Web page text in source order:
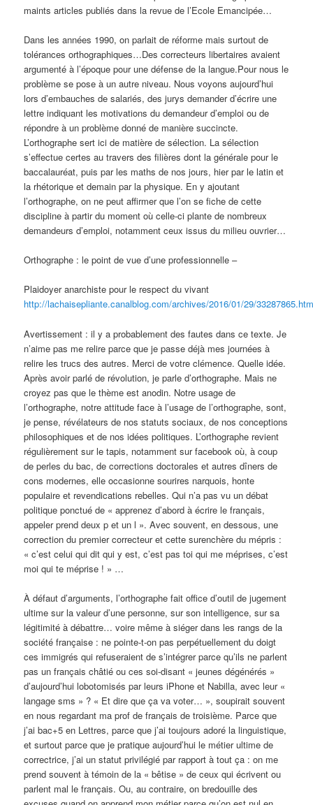
maints articles publiés dans la revue de l’Ecole Emancipée…
Dans les années 1990, on parlait de réforme mais surtout de
tolérances orthographiques…Des correcteurs libertaires avaient
argumenté à l’époque pour une défense de la langue.Pour nous le
problème se pose à un autre niveau. Nous voyons aujourd’hui
lors d’embauches de salariés, des jurys demander d’écrire une
lettre indiquant les motivations du demandeur d’emploi ou de
répondre à un problème donné de manière succincte.
L’orthographe sert ici de matière de sélection. La sélection
s’effectue certes au travers des filières dont la générale pour le
baccalauréat, puis par les maths de nos jours, hier par le latin et
la rhétorique et demain par la physique. En y ajoutant
l’orthographe, on ne peut affirmer que l’on se fiche de cette
discipline à partir du moment où celle-ci plante de nombreux
demandeurs d’emploi, notamment ceux issus du milieu ouvrier…
Orthographe : le point de vue d’une professionnelle –
Plaidoyer anarchiste pour le respect du vivant
http://lachaisepliante.canalblog.com/archives/2016/01/29/
Avertissement : il y a probablement des fautes dans ce texte. Je
n’aime pas me relire parce que je passe déjà mes journées à
relire les trucs des autres. Merci de votre clémence. Quelle idée.
Après avoir parlé de révolution, je parle d’orthographe. Mais ne
croyez pas que le thème est anodin. Notre usage de
l’orthographe, notre attitude face à l’usage de l’orthographe, sont,
je pense, révélateurs de nos statuts sociaux, de nos conceptions
philosophiques et de nos idées politiques. L’orthographe revient
régulièrement sur le tapis, notamment sur facebook où, à coup
de perles du bac, de corrections doctorales et autres dîners de
cons modernes, elle occasionne sourires narquois, honte
populaire et revendications rebelles. Qui n’a pas vu un débat
politique ponctué de « apprenez d’abord à écrire le français,
appeler prend deux p et un l ». Avec souvent, en dessous, une
correction du premier correcteur et cette surenchère du mépris :
« c’est celui qui dit qui y est, c’est pas toi qui me méprises, c’est
moi qui te méprise ! » …
À défaut d’arguments, l’orthographe fait office d’outil de jugement
ultime sur la valeur d’une personne, sur son intelligence, sur sa
légitimité à débattre… voire même à siéger dans les rangs de la
société française : ne pointe-t-on pas perpétuellement du doigt
ces immigrés qui refuseraient de s’intégrer parce qu’ils ne parlent
pas un français châtié ou ces soi-disant « jeunes dégénérés »
d’aujourd’hui lobotomisés par leurs iPhone et Nabilla, avec leur «
langage sms » ? « Et dire que ça va voter… », soupirait souvent
en nous regardant ma prof de français de troisième. Parce que
j’ai bac+5 en Lettres, parce que j’ai toujours adoré la linguistique,
et surtout parce que je pratique aujourd’hui le métier ultime de
correctrice, j’ai un statut privilégié par rapport à tout ça : on me
prend souvent à témoin de la « bêtise » de ceux qui écrivent ou
parlent mal le français. Ou, au contraire, on bredouille des